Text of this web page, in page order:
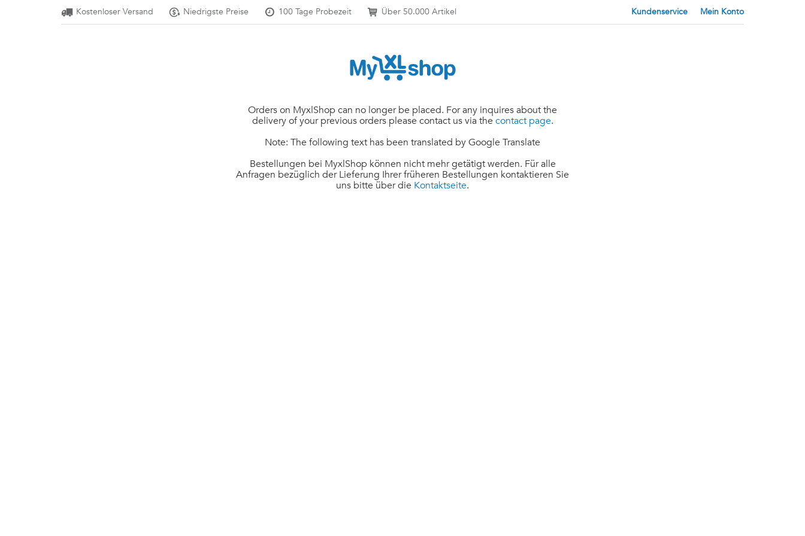
Kostenloser Versand Niedrigste Preise 100 Tage Probezeit Über 50.000 Artikel Kundenservice Mein Konto
Orders on MyxlShop can no longer be placed. For any inquires about the
delivery of your previous orders please contact us via the contact page.
Note: The following text has been translated by Google Translate
Bestellungen bei MyxlShop können nicht mehr getätigt werden. Für alle
Anfragen bezüglich der Lieferung Ihrer früheren Bestellungen kontaktieren Sie
uns bitte über die Kontaktseite.